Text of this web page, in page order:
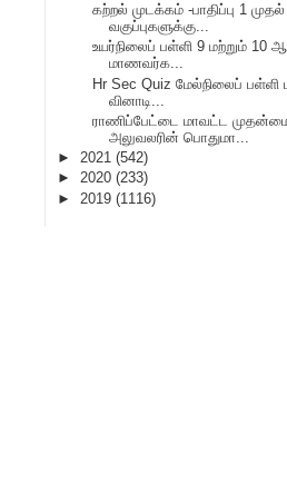
கற்றல் முடக்கம் -பாதிப்பு 1
வகுப்புகளுக்கு...
உயர்நிலைப் பள்ளி 9 மற்றும் 10
மாணவர்க...
Hr Sec Quiz மேல்நிலைப்
வினாடி...
ராணிப்பேட்டை மாவட்ட
அலுவலரின் பொதுமா...
► 2021 (542)
► 2020 (233)
► 2019 (1116)